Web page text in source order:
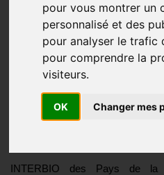
pour vous montrer un
personnalisé et des
pour analyser le trafic
pour comprendre la
visiteurs.
OK Changer mes
Loi Egalim –
concrets pour
agricoles et
Actualités locales
INTERBIO des Pays de la